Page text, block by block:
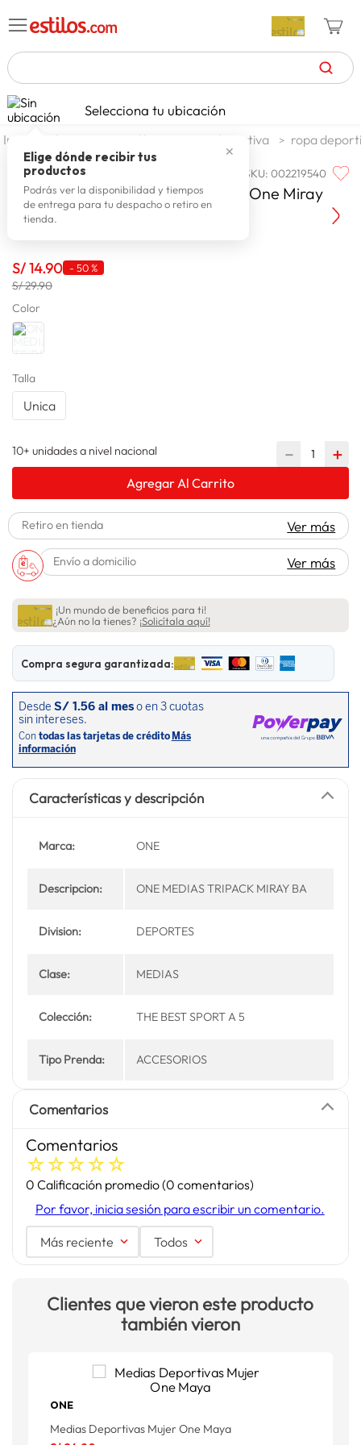
TÉRMINOS MÁS BUSCADOS
1. celulares
2. zapatillas mujer
3. zapatillas hombre
4. moda
6 . tv
8.
9.
10.
Selecciona tu ubicación
✕
Elige dónde recibir tus
productos
Podrás ver la disponibilidad y tiempos
de entrega para tu despacho o retiro en
tienda.
deportes y aire libre ropa deportiva ropa
ONE SKU:002219540
Medias Deportivas Tripack Mujer One Miray
S/14.90 - 50 %
S/ 29.90
Color
Talla
Unica
10+ unidades a nivel nacional ＋
－
Agregar Al Carrito
Retiro en tienda Ver más
Envío a domicilio Ver más
¡Un mundo de beneficios para ti!
¿Aún no la tienes? ¡Solicítala aquí!
Compra segura garantizada:
Características y descripción
Marca: ONE
Descripcion: ONE MEDIAS TRIPACK MIRAY BA
Division: DEPORTES
Clase: MEDIAS
Colección: THE BEST SPORT A 5
Tipo Prenda: ACCESORIOS
Comentarios
Comentarios
☆☆☆☆☆
0 Calificación promedio(0 comentarios)
Por favor, inicia sesión para escribir un comentario.
Más reciente Todos
Clientes que vieron este producto
también vieron
ONE
Medias Deportivas Mujer One Maya